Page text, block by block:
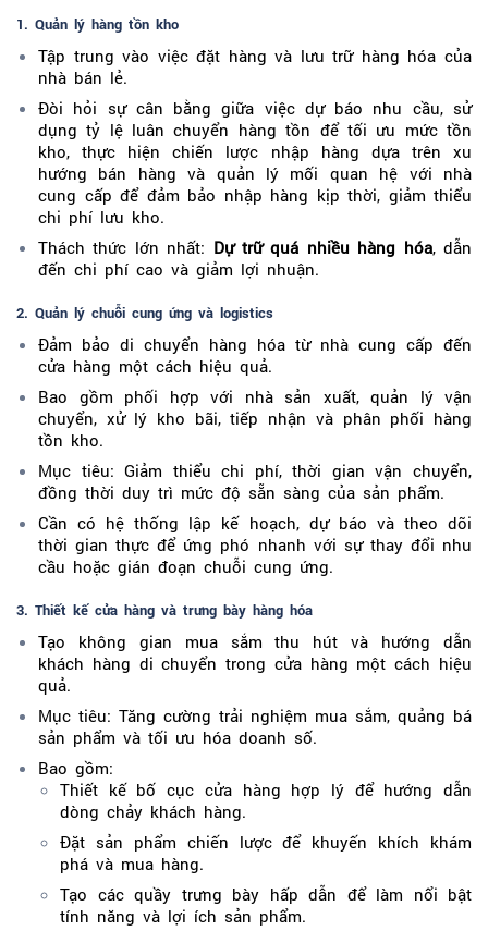
1. Quản lý hàng tồn kho
Tập trung vào việc đặt hàng và lưu trữ hàng hóa của
nhà bán lẻ.
Đòi hỏi sự cân bằng giữa việc dự báo nhu cầu, sử
dụng tỷ lệ luân chuyển hàng tồn để tối ưu mức tồn
kho, thực hiện chiến lược nhập hàng dựa trên xu
hướng bán hàng và quản lý mối quan hệ với nhà
cung cấp để đảm bảo nhập hàng kịp thời, giảm thiểu
chi phí lưu kho.
Thách thức lớn nhất: Dự trữ quá nhiều hàng hóa, dẫn
đến chi phí cao và giảm lợi nhuận.
2. Quản lý chuỗi cung ứng và logistics
Đảm bảo di chuyển hàng hóa từ nhà cung cấp đến
cửa hàng một cách hiệu quả.
Bao gồm phối hợp với nhà sản xuất, quản lý vận
chuyển, xử lý kho bãi, tiếp nhận và phân phối hàng
tồn kho.
Mục tiêu: Giảm thiểu chi phí, thời gian vận chuyển,
đồng thời duy trì mức độ sẵn sàng của sản phẩm.
Cần có hệ thống lập kế hoạch, dự báo và theo dõi
thời gian thực để ứng phó nhanh với sự thay đổi nhu
cầu hoặc gián đoạn chuỗi cung ứng.
3. Thiết kế cửa hàng và trưng bày hàng hóa
Tạo không gian mua sắm thu hút và hướng dẫn
khách hàng di chuyển trong cửa hàng một cách hiệu
quả.
Mục tiêu: Tăng cường trải nghiệm mua sắm, quảng bá
sản phẩm và tối ưu hóa doanh số.
Bao gồm:
Thiết kế bố cục cửa hàng hợp lý để hướng dẫn
dòng chảy khách hàng.
Đặt sản phẩm chiến lược để khuyến khích khám
phá và mua hàng.
Tạo các quầy trưng bày hấp dẫn để làm nổi bật
tính năng và lợi ích sản phẩm.